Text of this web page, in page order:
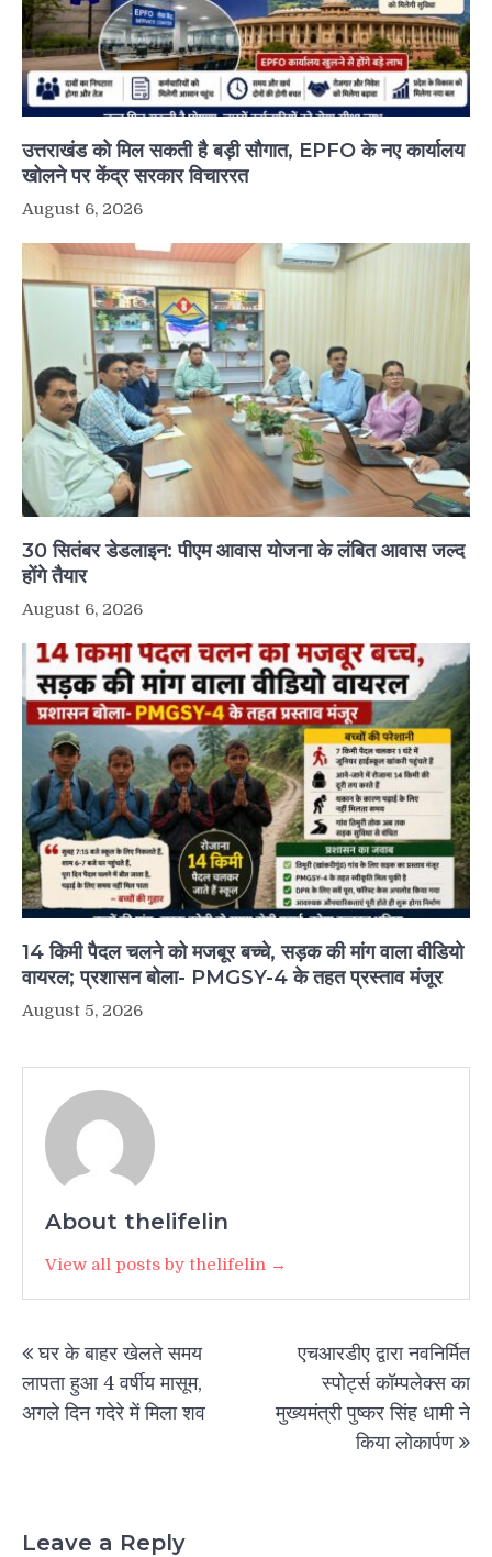
उत्तराखंड को मिल सकती है बड़ी सौगात, EPFO के नए कार्यालय
खोलने पर केंद्र सरकार विचाररत
August 6, 2026
30 सितंबर डेडलाइन: पीएम आवास योजना के लंबित आवास जल्द
होंगे तैयार
August 6, 2026
14 किमी पैदल चलने को मजबूर बच्चे, सड़क की मांग वाला वीडियो
वायरल; प्रशासन बोला- PMGSY-4 के तहत प्रस्ताव मंजूर
August 5, 2026
About thelifelin
View all posts by thelifelin →
Post
navigation
घर के बाहर खेलते समय
लापता हुआ 4 वर्षीय मासूम,
अगले दिन गदेरे में मिला शव
एचआरडीए द्वारा नवनिर्मित
स्पोर्ट्स कॉम्पलेक्स का
मुख्यमंत्री पुष्कर सिंह धामी ने
किया लोकार्पण
Leave a Reply